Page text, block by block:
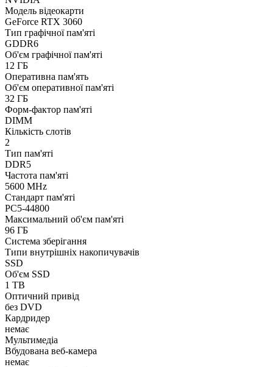
Модель відеокарти
GeForce RTX 3060
Тип графічної пам'яті
GDDR6
Об'єм графічної пам'яті
12 ГБ
Оперативна пам'ять
Об'єм оперативної пам'яті
32 ГБ
Форм-фактор пам'яті
DIMM
Кількість слотів
2
Тип пам'яті
DDR5
Частота пам'яті
5600 MHz
Стандарт пам'яті
PC5-44800
Максимальний об'єм пам'яті
96 ГБ
Система зберігання
Типи внутрішніх накопичувачів
SSD
Об'єм SSD
1 TB
Оптичний привід
без DVD
Кардридер
немає
Мультимедіа
Вбудована веб-камера
немає